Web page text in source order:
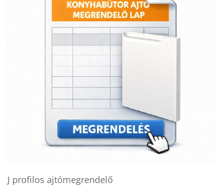
J profilos ajtómegrendelő